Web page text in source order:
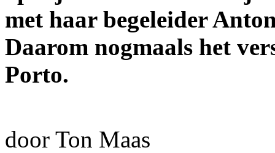
met haar begeleider
Daarom nogmaals het
Porto.
door Ton Maas